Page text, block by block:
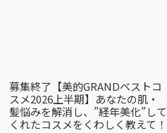
募集終了【美的GRANDベストコ
スメ2026上半期】あなたの肌・
髪悩みを解消し、”経年美化”して
くれたコスメをくわしく教えて！